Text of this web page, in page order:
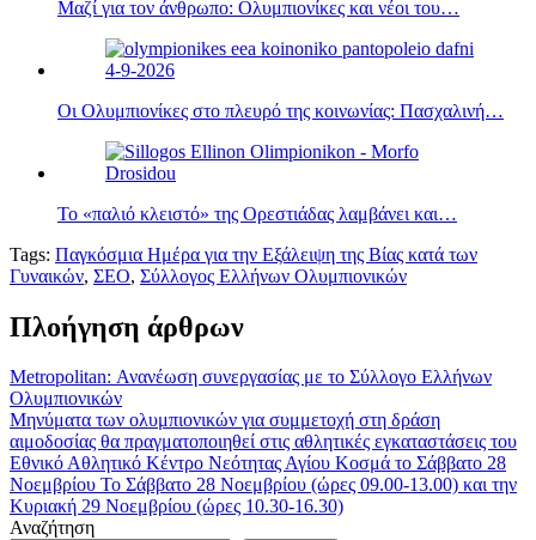
Μαζί για τον άνθρωπο: Ολυμπιονίκες και νέοι του…
Οι Ολυμπιονίκες στο πλευρό της κοινωνίας: Πασχαλινή…
Το «παλιό κλειστό» της Ορεστιάδας λαμβάνει και…
Tags: Παγκόσμια Ημέρα για την Εξάλειψη της Βίας κατά των
Γυναικών, ΣΕΟ, Σύλλογος Ελλήνων Ολυμπιονικών
Πλοήγηση άρθρων
Metropolitan: Ανανέωση συνεργασίας με το Σύλλογο Ελλήνων
Ολυμπιονικών
Μηνύματα των ολυμπιονικών για συμμετοχή στη δράση
αιμοδοσίας θα πραγματοποιηθεί στις αθλητικές εγκαταστάσεις του
Εθνικό Αθλητικό Κέντρο Νεότητας Αγίου Κοσμά το Σάββατο 28
Νοεμβρίου Το Σάββατο 28 Νοεμβρίου (ώρες 09.00-13.00) και την
Κυριακή 29 Νοεμβρίου (ώρες 10.30-16.30)
Αναζήτηση